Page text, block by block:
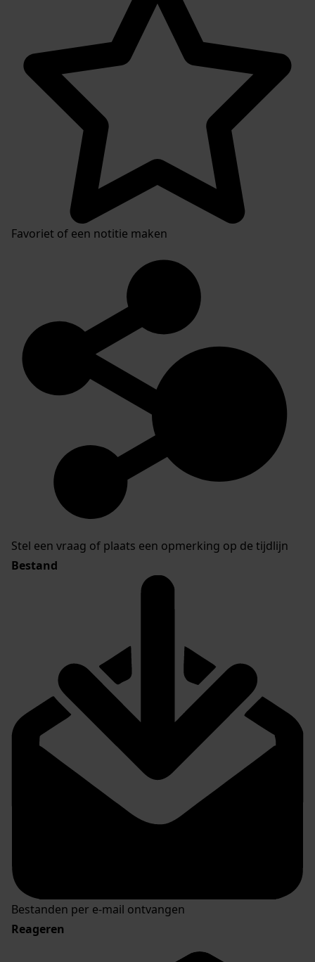
Favoriet of een notitie maken
Stel een vraag of plaats een opmerking op de tijdlijn
Bestand
Bestanden per e-mail ontvangen
Reageren